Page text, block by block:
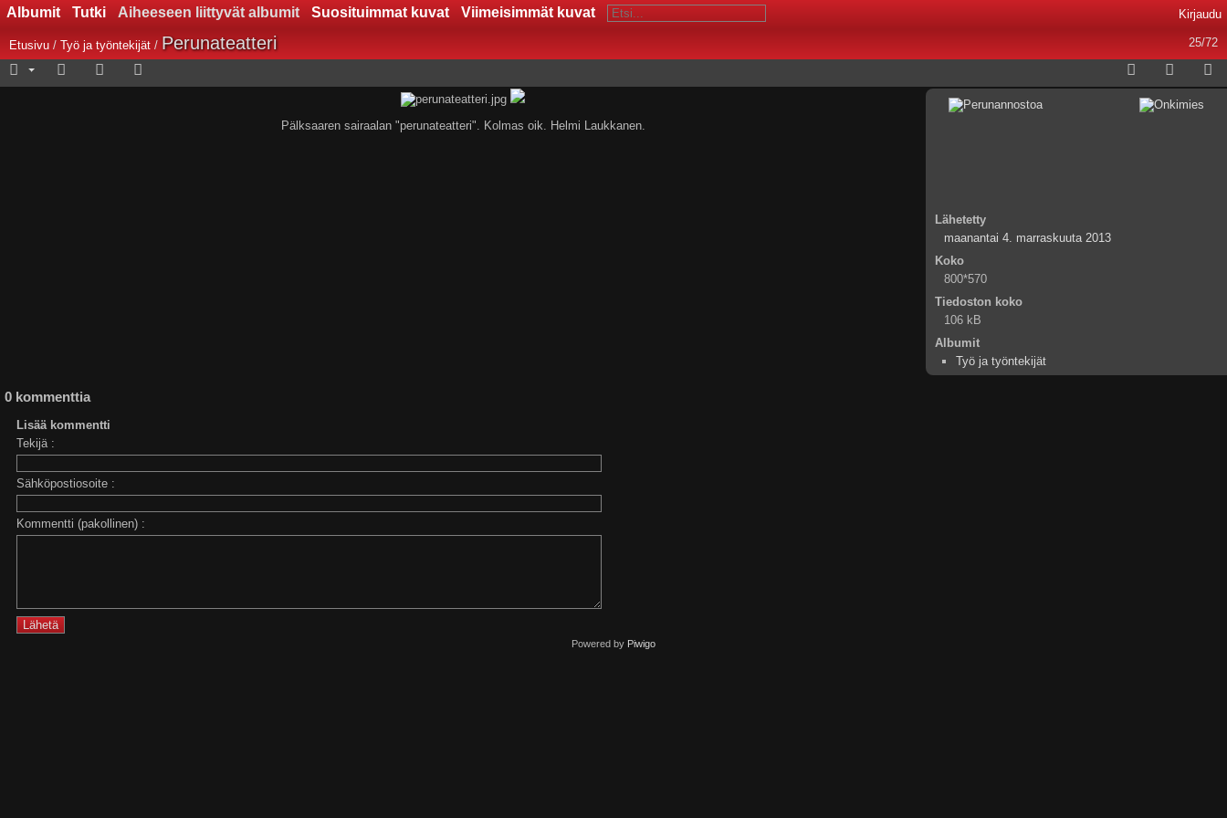
Albumit Tutki Aiheeseen liittyvät albumit Suosituimmat kuvat Viimeisimmät kuvat Kirjaudu
25/72
Etusivu / Työ ja työntekijät / Perunateatteri
Pälksaaren sairaalan "perunateatteri". Kolmas oik. Helmi Laukkanen.
Lähetetty
maanantai 4. marraskuuta 2013
Koko
800*570
Tiedoston koko
106 kB
Albumit
Työ ja työntekijät
0 kommenttia
Lisää kommentti
Tekijä :
Sähköpostiosoite :
Kommentti (pakollinen) :
Powered by Piwigo